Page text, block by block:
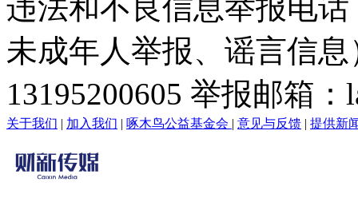
违法和不良信息举报电
未成年人举报、谣言信
13195200605 举报邮箱
关于我们 | 加入我们 | 啄木鸟公益基金会 | 意见与反馈 | 提供新